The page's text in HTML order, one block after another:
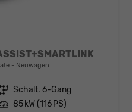
Neuwagen
Getriebe Schalt. 6-Gang
Leistung 85 kW (116 PS)